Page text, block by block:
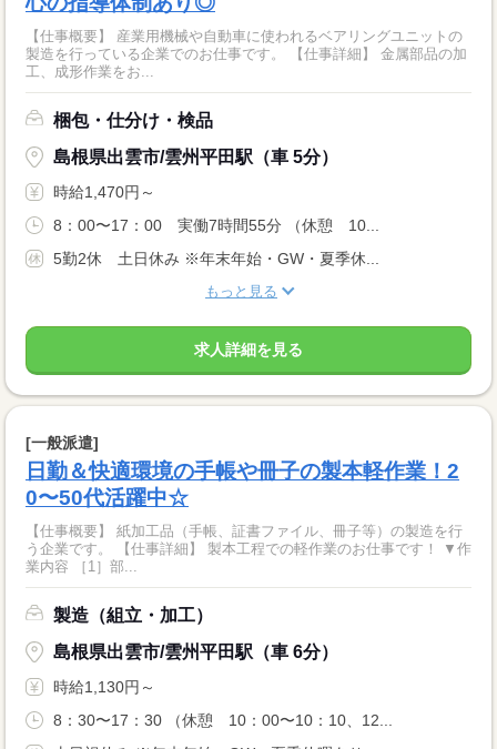
【仕事概要】 産業用機械や自動車に使われるベアリングユニットの
製造を行っている企業でのお仕事です。 【仕事詳細】 金属部品の加
工、成形作業をお...
梱包・仕分け・検品
島根県出雲市/雲州平田駅（車 5分）
時給1,470円～
8：00〜17：00 実働7時間55分 （休憩 10...
5勤2休 土日休み ※年末年始・GW・夏季休...
もっと見る
求人詳細を見る
[一般派遣]
日勤＆快適環境の手帳や冊子の製本軽作業！2
0〜50代活躍中☆
【仕事概要】 紙加工品（手帳、証書ファイル、冊子等）の製造を行
う企業です。 【仕事詳細】 製本工程での軽作業のお仕事です！ ▼作
業内容 ［1］部...
製造（組立・加工）
島根県出雲市/雲州平田駅（車 6分）
時給1,130円～
8：30〜17：30 （休憩 10：00〜10：10、12...